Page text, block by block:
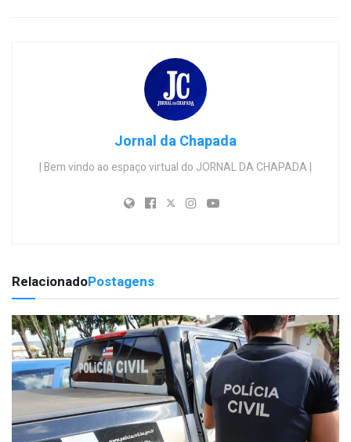
Jornal da Chapada
| Bem vindo ao espaço virtual do JORNAL DA CHAPADA |
RelacionadoPostagens